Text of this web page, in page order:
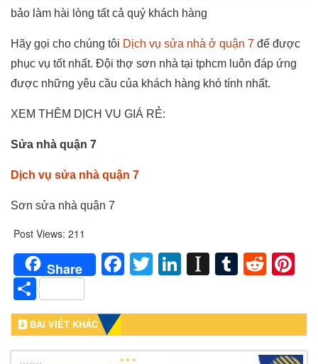
bảo làm hài lòng tất cả quý khách hàng
Hãy gọi cho chúng tôi Dịch vụ sửa nhà ở quận 7 để được
phục vụ tốt nhất. Đội thợ sơn nhà tại tphcm luôn đáp ứng
được những yêu cầu của khách hàng khó tính nhất.
XEM THÊM DỊCH VU GIÁ RẺ:
Sửa nhà quận 7
Dịch vụ sửa nhà quận 7
Sơn sửa nhà quận 7
Post Views: 211
Share Facebook
Twitter
LinkedIn
Instapaper
Tumblr
Share
BÀI VIẾT KHÁC